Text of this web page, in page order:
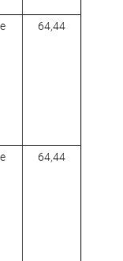
64,44
64,44